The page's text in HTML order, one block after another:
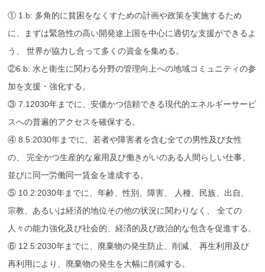
① 1.b: 多角的に貧困をなくすための計画や政策を実施するため
に、まずは緊急性の高い開発途上国を中心に適切な支援ができるよ
う、 世界が協力し合って多くの資金を集める。
②6.b: 水と衛生に関わる分野の管理向上への地域コミュニティの参
加を支援・強化する。
③ 7.12030年までに、安価かつ信頼できる現代的エネルギーサービ
スへの普遍的アクセスを確保する。
④ 8.5:2030年までに、若者や障害者を含む全ての男性及び女性
の、 完全かつ生産的な雇用及び働きがいのある人間らしい仕事、
並びに同一労働同一賃金を達成する。
⑤ 10.2:2030年までに、年齢、性別、障害、 人種、民族、出自、
宗教、あるいは経済的地位その他の状況に関わりなく、 全ての
人々の能力強化及び社会的、経済的及び政治的な包含を促進する。
⑥ 12.5:2030年までに、廃棄物の発生防止、削減、 再生利用及び
再利用により、廃棄物の発生を大幅に削減する。